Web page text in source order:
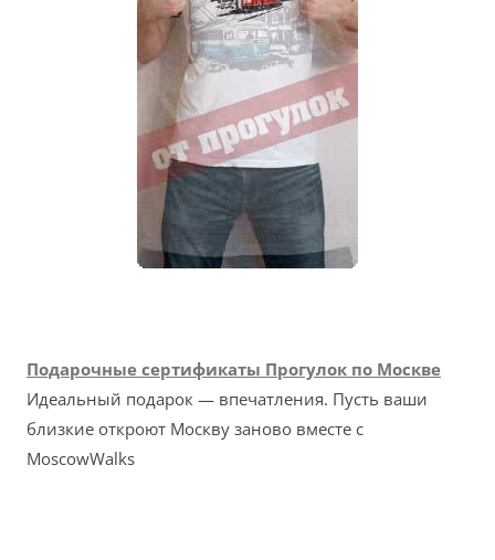
Подарочные сертификаты Прогулок по Москве
Идеальный подарок — впечатления. Пусть ваши
близкие откроют Москву заново вместе с
MoscowWalks